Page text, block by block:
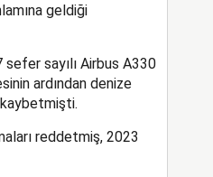
geldiği
sayılı Airbus A330
ardından denize
reddetmiş, 2023